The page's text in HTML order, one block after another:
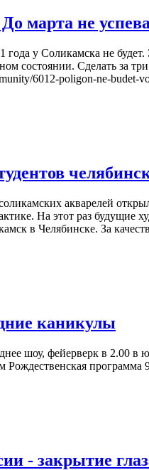
марта не
у Соликамска не
состоянии. Сделать за
6012-poligon-ne-budet-
акварелей
На этот раз
в Челябинске. За
каникулы
шоу, фейерверк в 2.00
Рождественская
- закрытие